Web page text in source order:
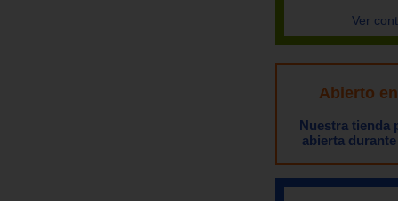
Ver
Abierto
Nuestra tienda
abierta